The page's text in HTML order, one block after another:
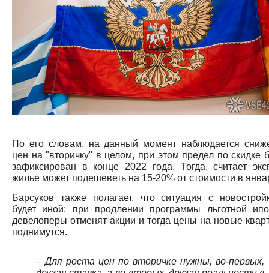
По его словам, на данный момент наблюдается
цен на "вторичку" в целом, при этом предел по скидке
зафиксирован в конце 2022 года. Тогда, считает
жилье может подешеветь на 15-20% от стоимости в
Барсуков также полагает, что ситуация с
будет иной: при продлении программы льготной
девелоперы отменят акции и тогда цены на новые
поднимутся.
– Для роста цен по вторичке нужны, во-первых,